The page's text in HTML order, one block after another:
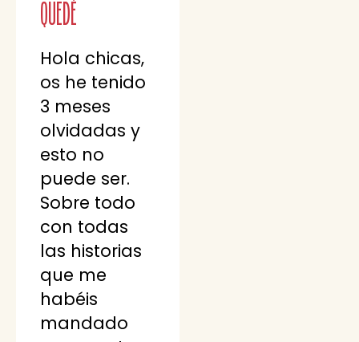
QUEDÉ
Hola chicas,
os he tenido
3 meses
olvidadas y
esto no
puede ser.
Sobre todo
con todas
las historias
que me
habéis
mandado